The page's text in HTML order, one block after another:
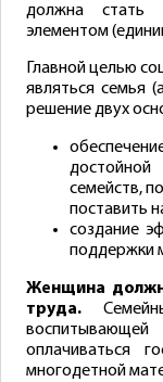
должна стать
элементом
Главной целью
являться семья
решение двух
семейств,
поставить
создание
поддержки
Женщина
труда.
оплачиваться
многодетной